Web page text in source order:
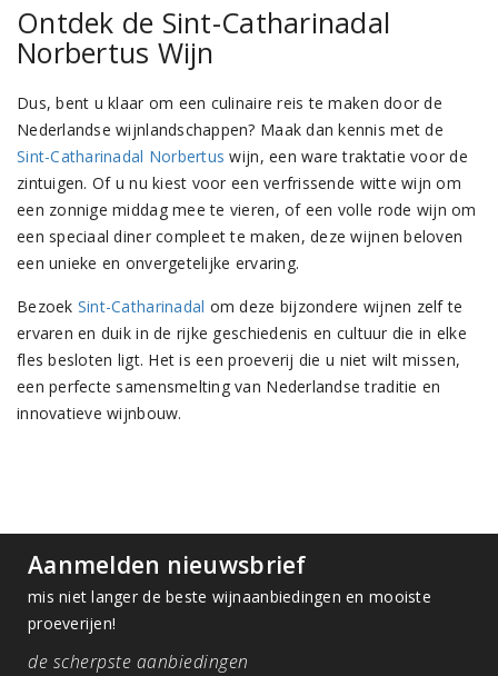
Ontdek de Sint-Catharinadal
Norbertus Wijn
Dus, bent u klaar om een culinaire reis te maken door de
Nederlandse wijnlandschappen? Maak dan kennis met de
Sint-Catharinadal Norbertus wijn, een ware traktatie voor de
zintuigen. Of u nu kiest voor een verfrissende witte wijn om
een zonnige middag mee te vieren, of een volle rode wijn om
een speciaal diner compleet te maken, deze wijnen beloven
een unieke en onvergetelijke ervaring.
Bezoek Sint-Catharinadal om deze bijzondere wijnen zelf te
ervaren en duik in de rijke geschiedenis en cultuur die in elke
fles besloten ligt. Het is een proeverij die u niet wilt missen,
een perfecte samensmelting van Nederlandse traditie en
innovatieve wijnbouw.
Aanmelden nieuwsbrief
mis niet langer de beste wijnaanbiedingen en mooiste
proeverijen!
de scherpste aanbiedingen